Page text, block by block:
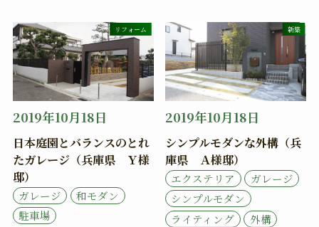
リフォーム
2019年10月18日
日本庭園とバランスのとれ
たガレージ（兵庫県 Ｙ様
邸）
ガレージ
和モダン
駐車場
新築
2019年10月18日
シンプルモダンな外構（兵
庫県 Ａ様邸）
エクステリア
ガレージ
シンプルモダン
ライティング
外構